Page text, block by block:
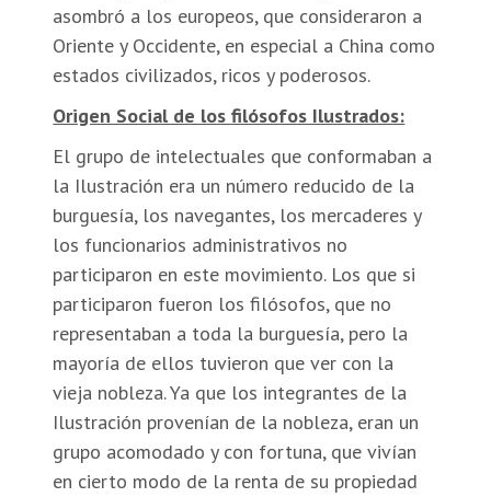
asombró a los europeos, que consideraron a
Oriente y Occidente, en especial a China como
estados civilizados, ricos y poderosos.
Origen Social de los filósofos Ilustrados:
El grupo de intelectuales que conformaban a
la Ilustración era un número reducido de la
burguesía, los navegantes, los mercaderes y
los funcionarios administrativos no
participaron en este movimiento. Los que si
participaron fueron los filósofos, que no
representaban a toda la burguesía, pero la
mayoría de ellos tuvieron que ver con la
vieja nobleza. Ya que los integrantes de la
Ilustración provenían de la nobleza, eran un
grupo acomodado y con fortuna, que vivían
en cierto modo de la renta de su propiedad